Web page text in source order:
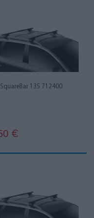
SquareBar 135 712400
€